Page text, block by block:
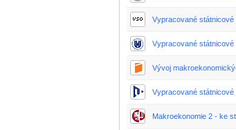
Vypracované
Vypracované
Vývoj
Vypracované
Makroekonomie 2 - ke